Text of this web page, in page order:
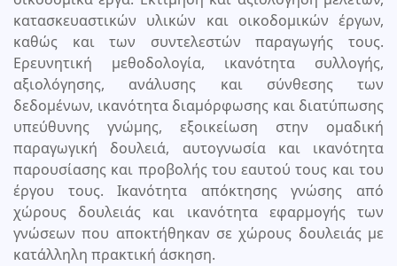
κατασκευαστικών υλικών και οικοδομικών έργων,
καθώς και των συντελεστών παραγωγής τους.
Ερευνητική μεθοδολογία, ικανότητα συλλογής,
αξιολόγησης, ανάλυσης και σύνθεσης των
δεδομένων, ικανότητα διαμόρφωσης και διατύπωσης
υπεύθυνης γνώμης, εξοικείωση στην ομαδική
παραγωγική δουλειά, αυτογνωσία και ικανότητα
παρουσίασης και προβολής του εαυτού τους και του
έργου τους. Ικανότητα απόκτησης γνώσης από
χώρους δουλειάς και ικανότητα εφαρμογής των
γνώσεων που αποκτήθηκαν σε χώρους δουλειάς με
κατάλληλη πρακτική άσκηση.